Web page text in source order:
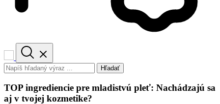
Hľadať
TOP ingrediencie pre mladistvú pleť: Nachádzajú sa
aj v tvojej kozmetike?